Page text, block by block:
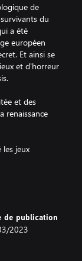
de
du
a été
européen
Et ainsi se
et d'horreur
et des
renaissance
les jeux
l’Union
à l’adresse
for-eu-
de publication
2023